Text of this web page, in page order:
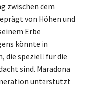
zwischen dem
von Höhen und
Erbe
könnte in
die speziell für die
sind. Maradona
unterstützt